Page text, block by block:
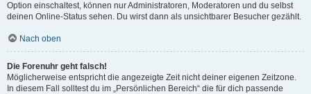
Option einschaltest, können nur Administratoren, Moderatoren und du selbst
deinen Online-Status sehen. Du wirst dann als unsichtbarer Besucher gezählt.
Nach oben
Die Forenuhr geht falsch!
Möglicherweise entspricht die angezeigte Zeit nicht deiner eigenen Zeitzone.
In diesem Fall solltest du im „Persönlichen Bereich“ die für dich passende